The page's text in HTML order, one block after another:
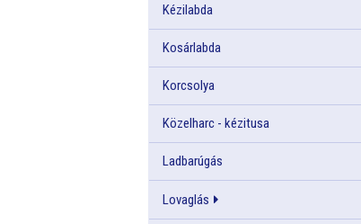
Kézilabda
Kosárlabda
Korcsolya
Közelharc - kézitusa
Ladbarúgás
Lovaglás